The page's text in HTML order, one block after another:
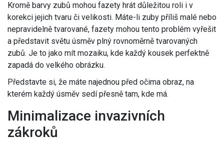
Kromě barvy zubů mohou fazety hrát důležitou roli i v
korekci jejich tvaru či velikosti. Máte-li zuby příliš malé nebo
nepravidelně tvarované, fazety mohou tento problém vyřešit
a představit světu úsměv plný rovnoměrně tvarovaných
zubů. Je to jako mít mozaiku, kde každý kousek perfektně
zapadá do velkého obrázku.
Představte si, že máte najednou před očima obraz, na
kterém každý úsměv sedí přesně tam, kde má.
Minimalizace invazivních
zákroků